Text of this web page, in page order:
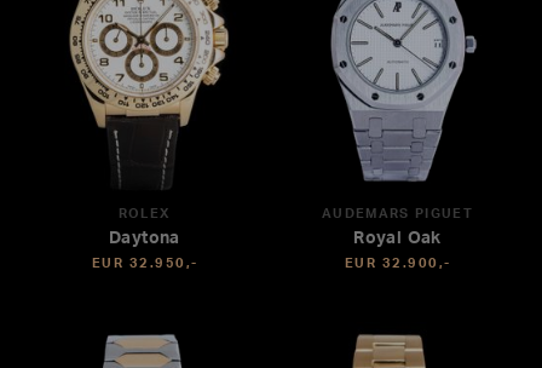
ROLEX
Daytona
EUR 32.950,-
AUDEMARS PIGUET
Royal Oak
EUR 32.900,-